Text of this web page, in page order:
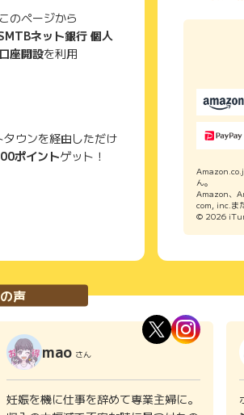
このページから
ネット銀行 個人
口座開設を利用
タウンを経由しただけ
ポイントゲット！
ん。
Amazon、
com, inc.ま
© 2026
声
mao さん
妊娠を機に仕事を辞めて専業主婦に。